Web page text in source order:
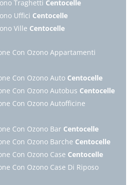
Traghetti Centocelle
Uffici Centocelle
Ville Centocelle
Con Ozono Appartamenti
Con Ozono Auto Centocelle
Con Ozono Autobus Centocelle
Con Ozono Autofficine
Con Ozono Bar Centocelle
Con Ozono Barche Centocelle
Con Ozono Case Centocelle
Con Ozono Case Di Riposo